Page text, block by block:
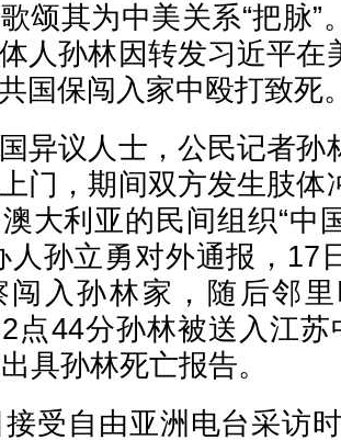
颂其为中美关系“把脉”
人孙林因转发习近平在
国保闯入家中殴打致死
异议人士，公民记者孙
门，期间双方发生肢体
大利亚的民间组织“中
人孙立勇对外通报，17
闯入孙林家，随后邻
44分孙林被送入江苏
具孙林死亡报告。
受自由亚洲电台采访